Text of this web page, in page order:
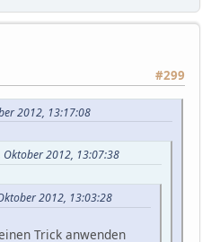
#299
2012, 13:17:08
2012, 13:07:38
2012, 13:03:28
Trick anwenden